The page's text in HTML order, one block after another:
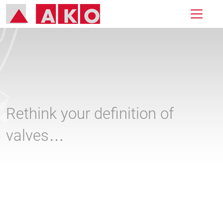
Rethink your definition of
valves…